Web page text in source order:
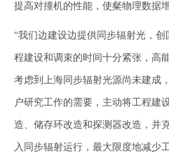
提高对撞机的性能，使粲物理数据
“我们边建设边提供同步辐射光，
程建设和调束的时间十分紧张，高
考虑到上海同步辐射光源尚未建成
户研究工作的需要，主动将工程建
造、储存环改造和探测器改造，并
入同步辐射运行，最大限度地减少